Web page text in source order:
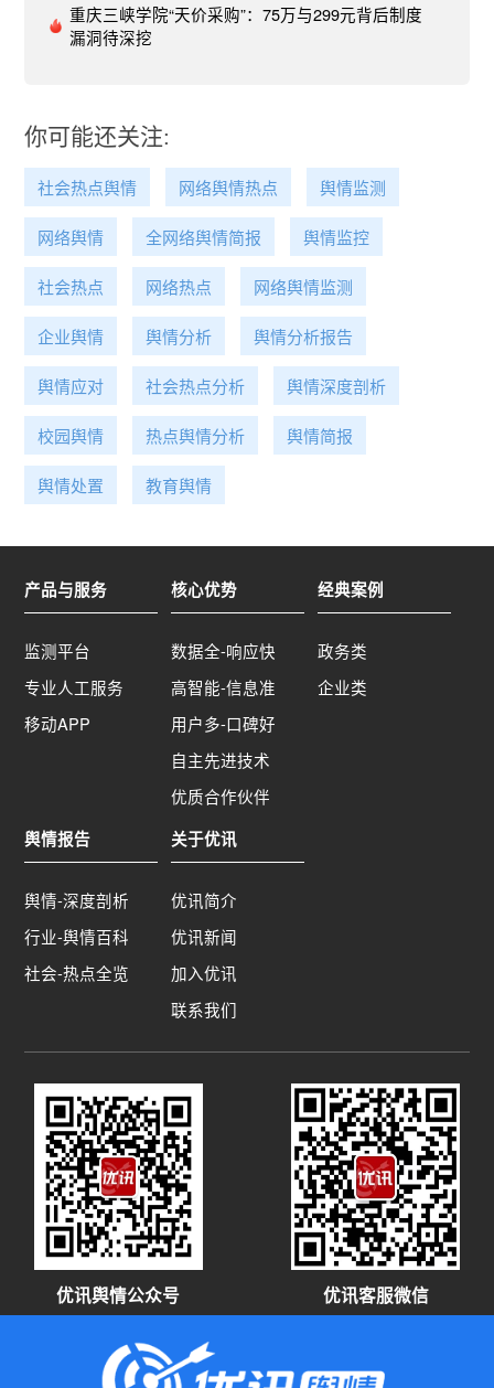
是曾经的专业教培老师，学习和理解能力胜过其他
网红主播。况且，带货主播需要很强的表达和感染
会不一样。网民方面“俞敏洪将直播带货农产品”引
发舆论聚焦后，网友普遍称赞俞敏洪终究是个有情
怀的企业家；还有网民认为某报评论有许多不妥之
处。此外，还有网民认为有质疑、有回应是好的现
象。详细评论如下：@和光同尘平淡是真：媒体有
发表不同意见的权利，新东方有选择自己方向的权
利。挺好的。@橘子味儿汽水咕咕咕：#俞敏洪回
应经济日报文章#从学科培训转向技能培训，特别
是和乡村振兴结合起来，是国家发展急需解决的问
题（带货也可以顺便做一做，万物必联），双方都
很有见解，这种对话挺有意义也是有必要的，而不
是极端化见解。@华闻精选：经济日报批评新东方
从一个挣快钱行业转到另一个赚快钱行业，俞洪敏
回应哪个行业都不容易，感谢关心。这种互动挺好
的，媒体当然可以质疑，企业当然正面回应。只有
就怕企业不回应，要么一意孤行。@鬼才三通：新
研学哪有那么容易？生存都活不下去，这才另辟蹊
南：对新东方这种能妥善解决家长培训费及职工薪
资的培训机构，人家在想办法自谋生路，请多些善
意，多些鼓励。 @风沙风暴：捐课桌 十分好评。
@云兮归何处：卖农产品挺好的，希望多挖掘些落
后地区的农产品，很有意义。@咪兔蕾：老俞是文
群，加油老俞！ @tcyccujvkv：有多少人看了那篇
文章，为什么我感觉被带了波节奏呢。那篇文章并
没有说不让他卖，只是说不是照搬李佳琦的模式，
而是要结合自己的优势，走的更好。相反我感觉这
篇文章为新东方有很大的期待，而且希望它成为“职
业新农人的摇篮”。 @数码小哥哥：我觉得俞敏洪
的回应没毛病，作为企业首先得想办法存活下去。
能做？我觉得这样要求有点不妥，更像是站在道德
的制高点的说教。而且俞敏洪说的带货是带农产
可以帮助农民增加收入。我觉得这种文章存粹是有
点博眼球，有些功夫还不如多发一些农产品滞销的
报道，实际的帮帮农民。@夏草季节：政策之下自
谋活路也要管，管的真宽。记者先检讨一下自己的
文章有没有价值在说别人的谋生之道吧！
@sunforjune：这心让某报这名记者操的。或许出
发点是好的，但落脚点真的有点过了。多少有点指
手画脚之嫌疑，有点道德绑架之嫌疑，有点高高在
上之嫌疑，有点闭门造车之嫌疑。试问，如果我有
一天提醒贵报，应该如何如何，无论善意还是其
他，我都感觉自己在指导别人的人生。市场的东西
重庆三峡学院“天价采购”：75万与299元背后制度
漏洞待深挖
你可能还关注:
社会热点舆情 网络舆情热点 舆情监测
网络舆情 全网络舆情简报 舆情监控
社会热点 网络热点 网络舆情监测
企业舆情 舆情分析 舆情分析报告
舆情应对 社会热点分析 舆情深度剖析
校园舆情 热点舆情分析 舆情简报
舆情处置 教育舆情
产品与服务
监测平台
专业人工服务
移动APP
核心优势
数据全-响应快
高智能-信息准
用户多-口碑好
自主先进技术
优质合作伙伴
经典案例
政务类
企业类
舆情报告
舆情-深度剖析
行业-舆情百科
社会-热点全览
关于优讯
优讯简介
优讯新闻
加入优讯
联系我们
优讯舆情公众号 优讯客服微信